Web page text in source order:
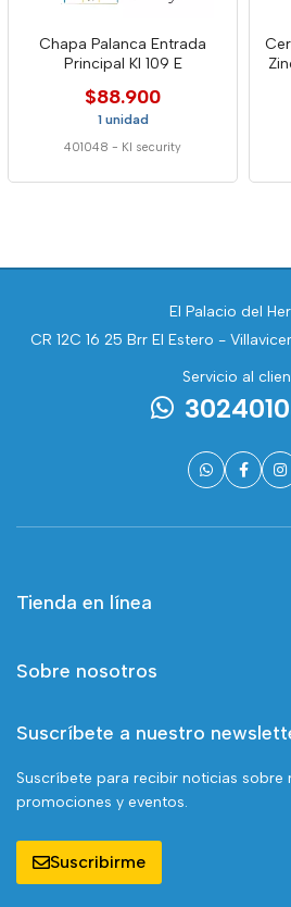
Chapa Palanca Entrada
Principal Kl 109 E
$88.900
1 unidad
401048 - Kl security
El Palacio del
CR 12C 16 25 Brr El Estero -
Servicio al
Tienda en línea
Sobre nosotros
Suscríbete a nuestro
Suscríbete para recibir noticias sobre
promociones y eventos.
Suscribirme